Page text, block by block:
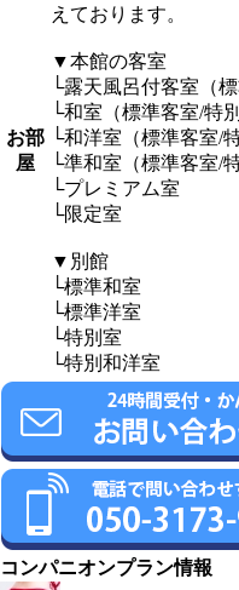
お部
屋
えております。
▼本館の客室
└露天風呂付客室（
└和室（標準客室/特別
└和洋室（標準客室/
└準和室（標準客室/
└プレミアム室
└限定室
▼別館
└標準和室
└標準洋室
└特別室
└特別和洋室
コンパニオンプラン情報